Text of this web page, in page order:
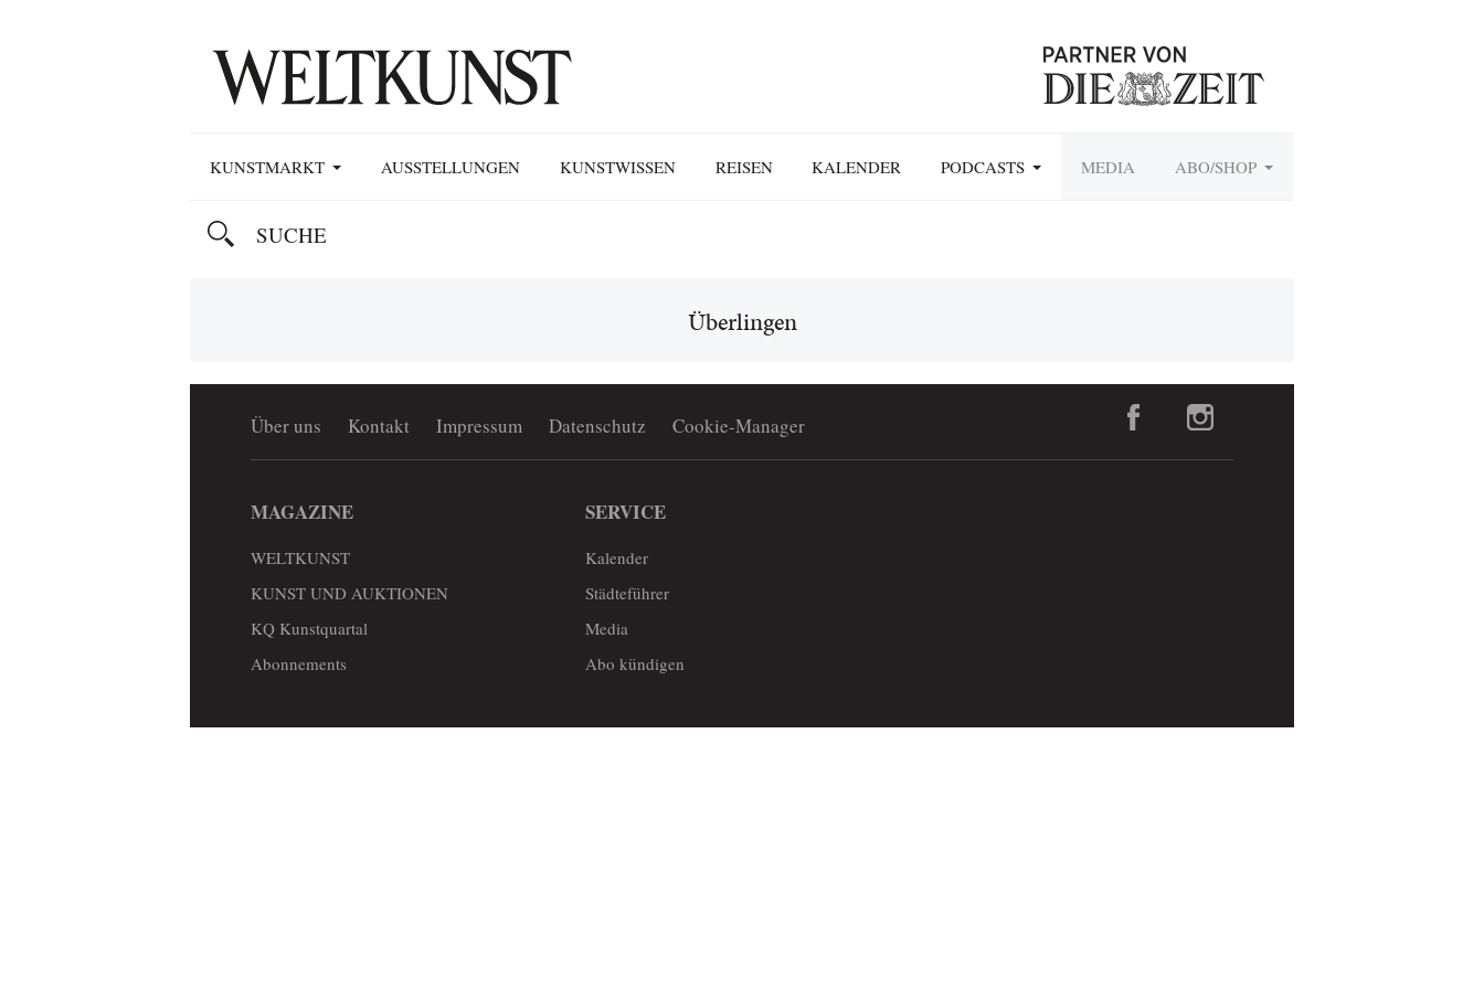
KUNSTMARKT AUSSTELLUNGEN KUNSTWISSEN REISEN KALENDER PODCASTS MEDIA ABO/SHOP
Überlingen
Über uns Kontakt Impressum Datenschutz Cookie-Manager
MAGAZINE
WELTKUNST
KUNST UND AUKTIONEN
KQ Kunstquartal
Abonnements
SERVICE
Kalender
Städteführer
Media
Abo kündigen